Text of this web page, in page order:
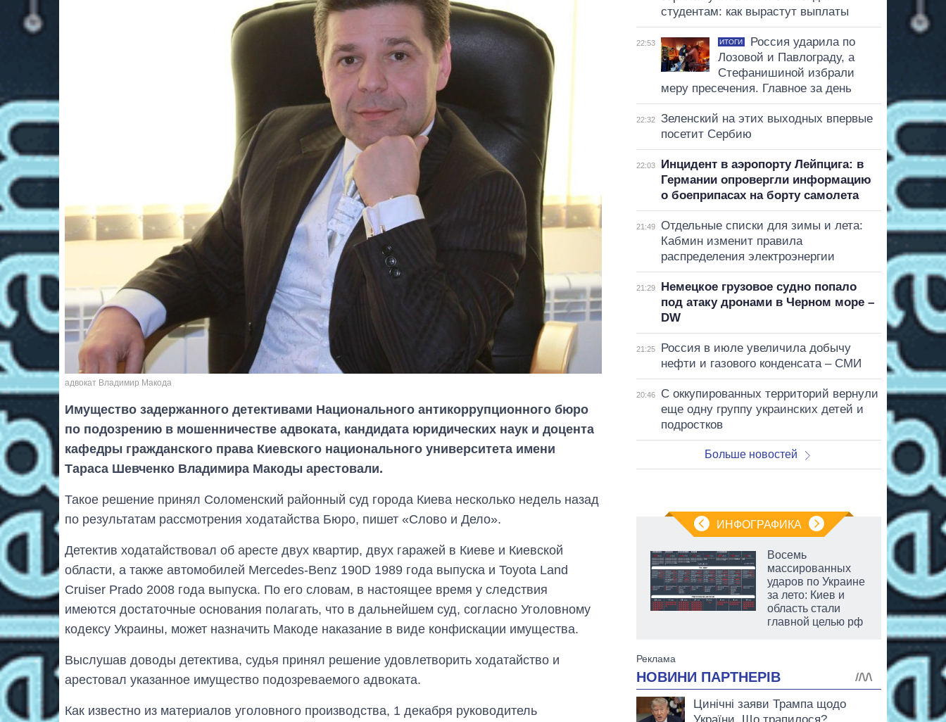
адвокат Владимир Макода
Имущество задержанного детективами Национального антикоррупционного бюро
по подозрению в мошенничестве адвоката, кандидата юридических наук и доцента
кафедры гражданского права Киевского национального университета имени
Тараса Шевченко Владимира Макоды арестовали.
Такое решение принял Соломенский районный суд города Киева несколько недель назад
по результатам рассмотрения ходатайства Бюро, пишет «Слово и Дело».
Детектив ходатайствовал об аресте двух квартир, двух гаражей в Киеве и Киевской
области, а также автомобилей Mercedes-Benz 190D 1989 года выпуска и Toyota Land
Cruiser Prado 2008 года выпуска. По его словам, в настоящее время у следствия
имеются достаточные основания полагать, что в дальнейшем суд, согласно Уголовному
кодексу Украины, может назначить Макоде наказание в виде конфискации имущества.
Выслушав доводы детектива, судья принял решение удовлетворить ходатайство и
арестовал указанное имущество подозреваемого адвоката.
Как известно из материалов уголовного производства, 1 декабря руководитель
студентам: как вырастут выплаты
22:53 ИТОГИ
Россия ударила по
Лозовой и Павлограду, а
Стефанишиной избрали
меру пресечения. Главное за день
22:32
Зеленский на этих выходных впервые
посетит Сербию
22:03
Инцидент в аэропорту Лейпцига: в
Германии опровергли информацию
о боеприпасах на борту самолета
21:49
Отдельные списки для зимы и лета:
Кабмин изменит правила
распределения электроэнергии
21:29
Немецкое грузовое судно попало
под атаку дронами в Черном море –
DW
21:25
Россия в июле увеличила добычу
нефти и газового конденсата – СМИ
20:46
С оккупированных территорий вернули
еще одну группу украинских детей и
подростков
Больше новостей
ИНФОГРАФИКА
Экономика ИИ-
гигантов: сколько
зарабатывают
OpenAI и Anthropic
Восемь
массированных
ударов по Украине
за лето: Киев и
область стали
главной целью рф